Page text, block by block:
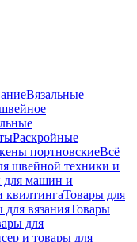
Вязальные
Раскройные
портновскиеВсё
швейной техники и
для машин и
квилтингаТовары для
вязанияТовары
для
и товары для